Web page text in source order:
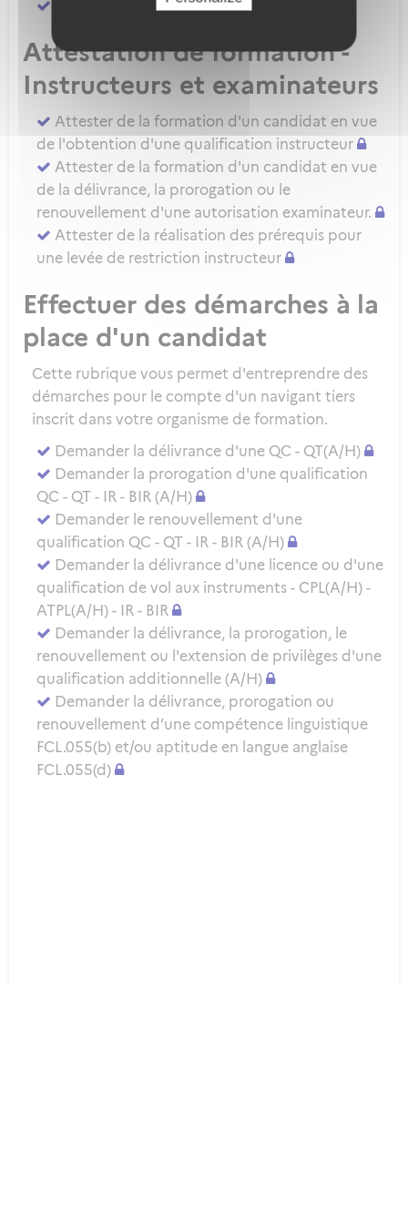
Attester d'une évaluation de niveau IRSE
Attestation de formation -
Instructeurs et examinateurs
Attester de la formation d'un candidat en vue
de l'obtention d'une qualification instructeur
Attester de la formation d'un candidat en vue
de la délivrance, la prorogation ou le
renouvellement d'une autorisation examinateur.
Attester de la réalisation des prérequis pour
une levée de restriction instructeur
Effectuer des démarches à la
place d'un candidat
Cette rubrique vous permet d'entreprendre des
démarches pour le compte d'un navigant tiers
inscrit dans votre organisme de formation.
Demander la délivrance d'une QC - QT(A/H)
Demander la prorogation d'une qualification
QC - QT - IR - BIR (A/H)
Demander le renouvellement d'une
qualification QC - QT - IR - BIR (A/H)
Demander la délivrance d'une licence ou d'une
qualification de vol aux instruments - CPL(A/H) -
ATPL(A/H) - IR - BIR
Demander la délivrance, la prorogation, le
renouvellement ou l'extension de privilèges d'une
qualification additionnelle (A/H)
Demander la délivrance, prorogation ou
renouvellement d’une compétence linguistique
FCL.055(b) et/ou aptitude en langue anglaise
FCL.055(d)